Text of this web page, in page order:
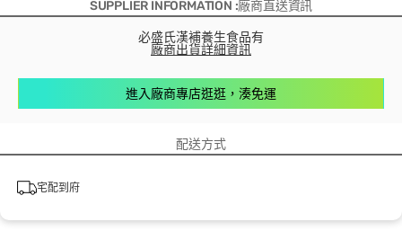
SUPPLIER INFORMATION :廠商直送資訊
必盛氏漢補養生食品有
廠商出貨詳細資訊
進入廠商專店逛逛，湊免運
配送方式
宅配到府